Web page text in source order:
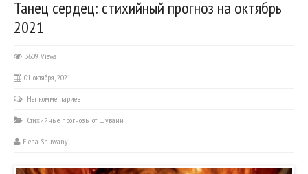
Танец сердец: стихийный прогноз на октябрь
2021
3609 Views
01 октября, 2021
Нет комментариев
Стихийные прогнозы от Шувани
Elena Shuwany